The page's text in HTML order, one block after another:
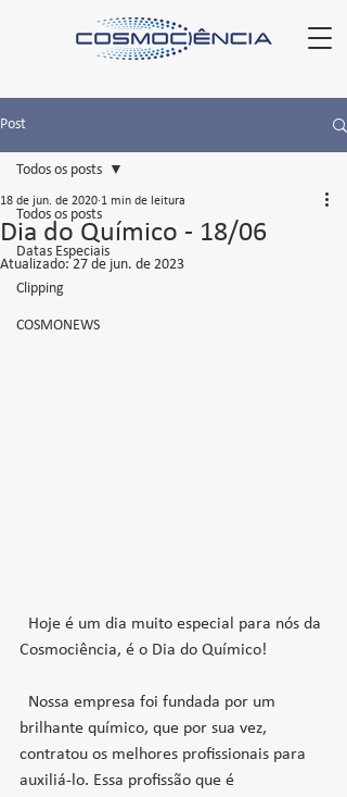
Post
Todos os posts
Datas Especiais
Clipping
COSMONEWS
Todos os posts
Dia do Químico - 18/06
18 de jun. de 2020 1 min de leitura
Atualizado: 27 de jun. de 2023
Cosmociência, é o Dia do Químico!
brilhante químico, que por sua vez,
contratou os melhores profissionais para
auxiliá-lo. Essa profissão que é